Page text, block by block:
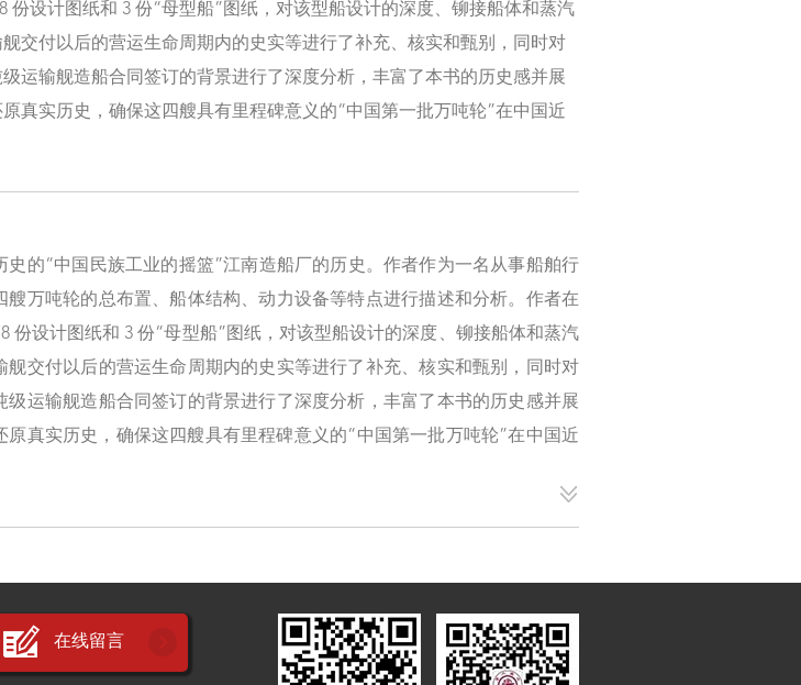
设计图纸和 3 份“母型船”图纸，对该型船设计的深度、铆接船体和蒸汽
交付以后的营运生命周期内的史实等进行了补充、核实和甄别，同时对
运输舰造船合同签订的背景进行了深度分析，丰富了本书的历史感并展
真实历史，确保这四艘具有里程碑意义的“中国第一批万吨轮”在中国近
的“中国民族工业的摇篮”江南造船厂的历史。作者作为一名从事船舶行
万吨轮的总布置、船体结构、动力设备等特点进行描述和分析。作者在
设计图纸和 3 份“母型船”图纸，对该型船设计的深度、铆接船体和蒸汽
交付以后的营运生命周期内的史实等进行了补充、核实和甄别，同时对
运输舰造船合同签订的背景进行了深度分析，丰富了本书的历史感并展
真实历史，确保这四艘具有里程碑意义的“中国第一批万吨轮”在中国近
在线留言